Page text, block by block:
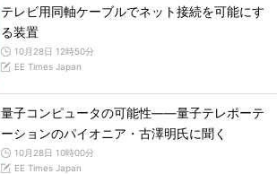
テレビ用同軸ケーブルでネット接続を可能にす
る装置
10月28日 12時50分
EE Times Japan
量子コンピュータの可能性――量子テレポーテ
ーションのパイオニア・古澤明氏に聞く
10月28日 10時00分
EE Times Japan